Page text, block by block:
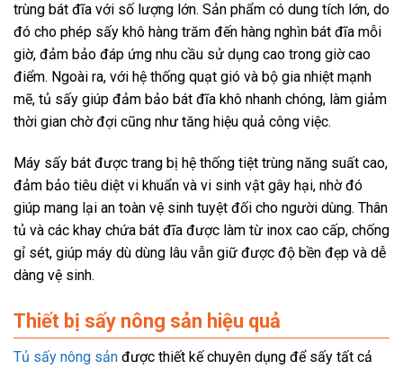
trùng bát đĩa với số lượng lớn. Sản phẩm có dung tích lớn, do
đó cho phép sấy khô hàng trăm đến hàng nghìn bát đĩa mỗi
giờ, đảm bảo đáp ứng nhu cầu sử dụng cao trong giờ cao
điểm. Ngoài ra, với hệ thống quạt gió và bộ gia nhiệt mạnh
mẽ, tủ sấy giúp đảm bảo bát đĩa khô nhanh chóng, làm giảm
thời gian chờ đợi cũng như tăng hiệu quả công việc.
Máy sấy bát được trang bị hệ thống tiệt trùng năng suất cao,
đảm bảo tiêu diệt vi khuẩn và vi sinh vật gây hại, nhờ đó
giúp mang lại an toàn vệ sinh tuyệt đối cho người dùng. Thân
tủ và các khay chứa bát đĩa được làm từ inox cao cấp, chống
gỉ sét, giúp máy dù dùng lâu vẫn giữ được độ bền đẹp và dễ
dàng vệ sinh.
Thiết bị sấy nông sản hiệu quả
Tủ sấy nông sản được thiết kế chuyên dụng để sấy tất cả